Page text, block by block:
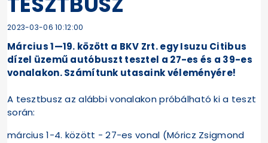
2023-03-06 10:12:00
Március 1—19. között a BKV Zrt. egy Isuzu Citibus
dízel üzemű autóbuszt tesztel a 27-es és a 39-es
vonalakon. Számítunk utasaink véleményére!
A tesztbusz az alábbi vonalakon próbálható ki a teszt
során:
március 1-4. között - 27-es vonal (Móricz Zsigmond